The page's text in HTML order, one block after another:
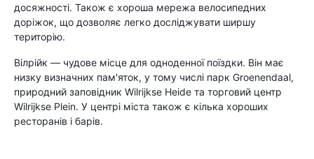
досяжності. Також є хороша мережа велосипедних
доріжок, що дозволяє легко досліджувати ширшу
територію.
Вілрійк — чудове місце для одноденної поїздки. Він має
низку визначних пам'яток, у тому числі парк Groenendaal,
природний заповідник Wilrijkse Heide та торговий центр
Wilrijkse Plein. У центрі міста також є кілька хороших
ресторанів і барів.